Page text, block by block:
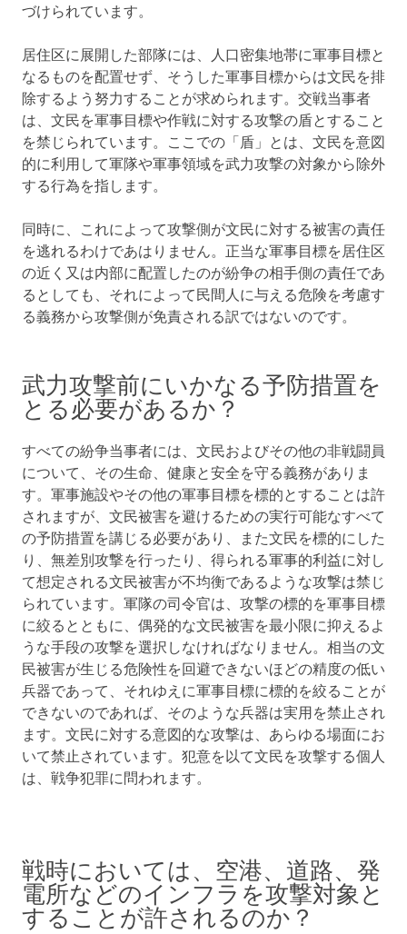
づけられています。
居住区に展開した部隊には、人口密集地帯に軍事目標と
なるものを配置せず、そうした軍事目標からは文民を排
除するよう努力することが求められます。交戦当事者
は、文民を軍事目標や作戦に対する攻撃の盾とすること
を禁じられています。ここでの「盾」とは、文民を意図
的に利用して軍隊や軍事領域を武力攻撃の対象から除外
する行為を指します。
同時に、これによって攻撃側が文民に対する被害の責任
を逃れるわけであはりません。正当な軍事目標を居住区
の近く又は内部に配置したのが紛争の相手側の責任であ
るとしても、それによって民間人に与える危険を考慮す
る義務から攻撃側が免責される訳ではないのです。
武力攻撃前にいかなる予防措置を
とる必要があるか？
すべての紛争当事者には、文民およびその他の非戦闘員
について、その生命、健康と安全を守る義務がありま
す。軍事施設やその他の軍事目標を標的とすることは許
されますが、文民被害を避けるための実行可能なすべて
の予防措置を講じる必要があり、また文民を標的にした
り、無差別攻撃を行ったり、得られる軍事的利益に対し
て想定される文民被害が不均衡であるような攻撃は禁じ
られています。軍隊の司令官は、攻撃の標的を軍事目標
に絞るとともに、偶発的な文民被害を最小限に抑えるよ
うな手段の攻撃を選択しなければなりません。相当の文
民被害が生じる危険性を回避できないほどの精度の低い
兵器であって、それゆえに軍事目標に標的を絞ることが
できないのであれば、そのような兵器は実用を禁止され
ます。文民に対する意図的な攻撃は、あらゆる場面にお
いて禁止されています。犯意を以て文民を攻撃する個人
は、戦争犯罪に問われます。
戦時においては、空港、道路、発
電所などのインフラを攻撃対象と
することが許されるのか？